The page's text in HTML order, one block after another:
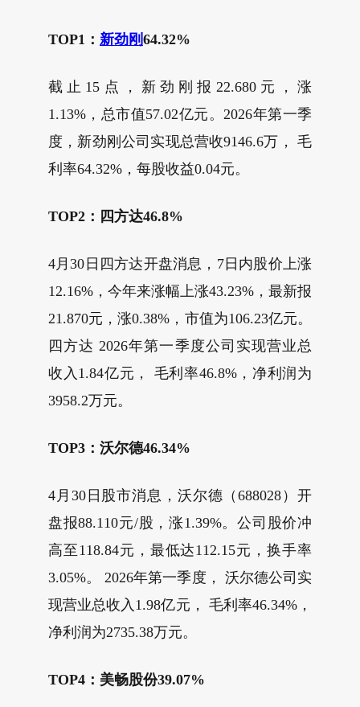
TOP1： 新劲刚64.32%
截止15点，新劲刚报22.680元，涨
1.13%，总市值57.02亿元。2026年第一季
度，新劲刚公司实现总营收9146.6万， 毛
利率64.32%，每股收益0.04元。
TOP2：四方达46.8%
4月30日四方达开盘消息，7日内股价上涨
12.16%，今年来涨幅上涨43.23%，最新报
21.870元，涨0.38%，市值为106.23亿元。
四方达 2026年第一季度公司实现营业总
收入1.84亿元， 毛利率46.8%，净利润为
3958.2万元。
TOP3：沃尔德46.34%
4月30日股市消息，沃尔德（688028）开
盘报88.110元/股，涨1.39%。公司股价冲
高至118.84元，最低达112.15元，换手率
3.05%。 2026年第一季度， 沃尔德公司实
现营业总收入1.98亿元， 毛利率46.34%，
净利润为2735.38万元。
TOP4：美畅股份39.07%